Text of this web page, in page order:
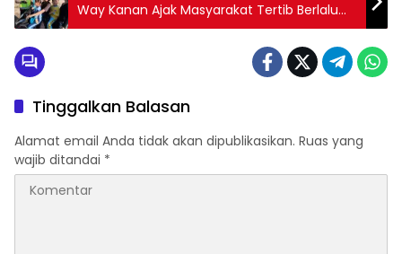
Way Kanan Ajak Masyarakat Tertib Berlalu
Lintas
Tinggalkan Balasan
Alamat email Anda tidak akan dipublikasikan. Ruas yang
wajib ditandai *